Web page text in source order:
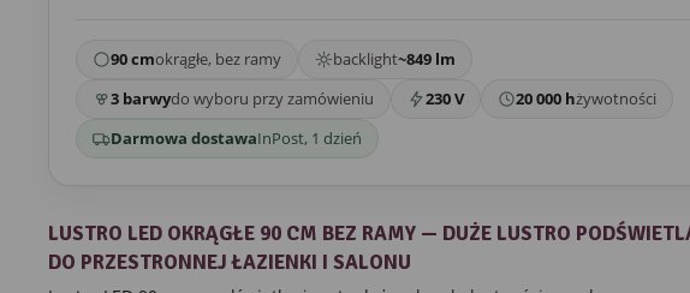
90 cmokrągłe, bez ramy backlight~849 lm
3 barwydo wyboru przy zamówieniu 230 V 20 000 hżywotności
Darmowa dostawaInPost, 1 dzień
LUSTRO LED OKRĄGŁE 90 CM BEZ RAMY — DUŻE LUSTRO
DO PRZESTRONNEJ ŁAZIENKI I SALONU